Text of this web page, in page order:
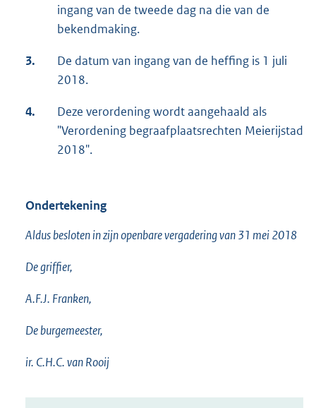
ingang van de tweede dag na die van de
bekendmaking.
3.
De datum van ingang van de heffing is 1 juli
2018.
4.
Deze verordening wordt aangehaald als
"Verordening begraafplaatsrechten Meierijstad
2018".
Ondertekening
Aldus besloten in zijn openbare vergadering van 31 mei 2018
De griffier,
A.F.J. Franken,
De burgemeester,
ir. C.H.C. van Rooij